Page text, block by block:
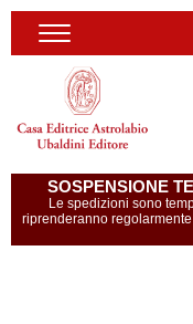
SOSPENSIONE
Le spedizioni sono
riprenderanno